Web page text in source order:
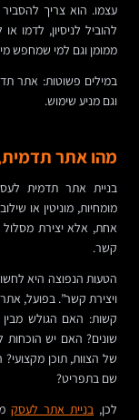
עצמו. הוא צריך
להוביל לניסיון, לדמו
ממומן וגם למי שמחפש
וגם מניע שימוש.
מהו אתר
בניית אתר תדמית
מומחיות, מוניטין או
אחת, אלא יצירת מסלול
קשר.
הטעות הנפוצה היא
ויצירת קשר”. בפועל,
קשות: האם הגולש
שונים? האם יש הוכחות
של הצוות, תוכן
שם בתפריט?
לכן, בניית אתר לעסק